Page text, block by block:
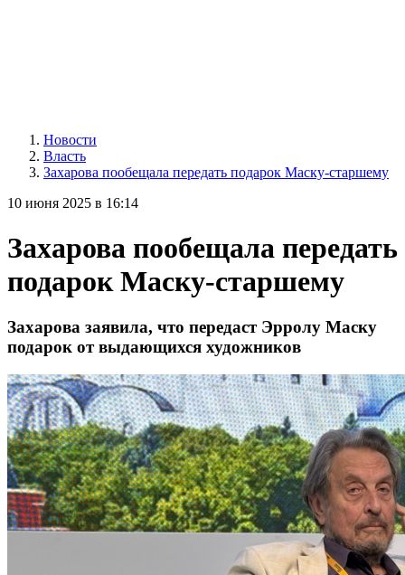
Новости
Власть
Захарова пообещала передать подарок Маску-старшему
10 июня 2025 в 16:14
Захарова пообещала передать
подарок Маску-старшему
Захарова заявила, что передаст Эрролу Маску
подарок от выдающихся художников